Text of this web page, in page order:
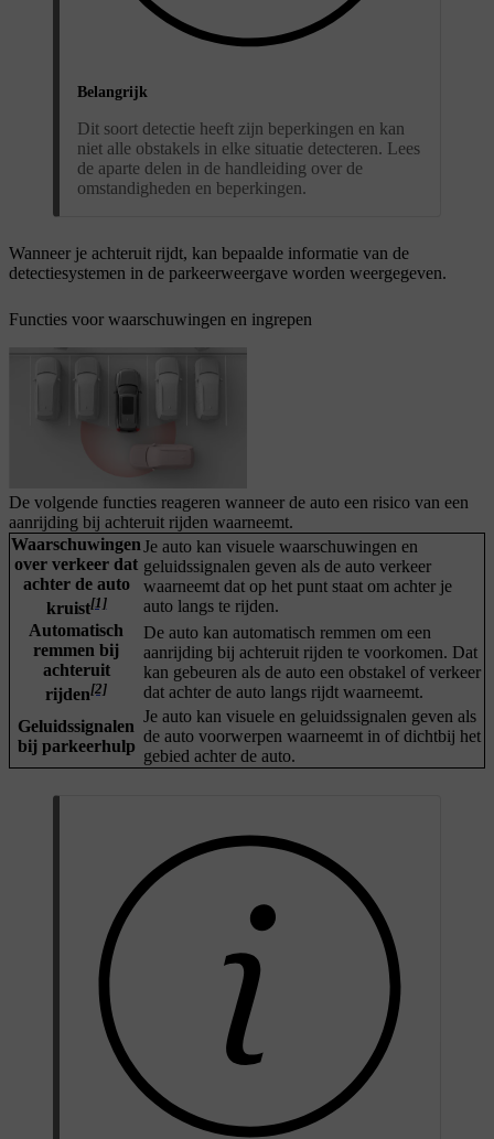
Belangrijk
Dit soort detectie heeft zijn beperkingen en kan
niet alle obstakels in elke situatie detecteren. Lees
de aparte delen in de handleiding over de
omstandigheden en beperkingen.
Wanneer je achteruit rijdt, kan bepaalde informatie van de
detectiesystemen in de parkeerweergave worden weergegeven.
Functies voor waarschuwingen en ingrepen
De volgende functies reageren wanneer de auto een risico van een
aanrijding bij achteruit rijden waarneemt.
Waarschuwingen
over verkeer dat
achter de auto
kruist[1]
Je auto kan visuele waarschuwingen en
geluidssignalen geven als de auto verkeer
waarneemt dat op het punt staat om achter je
auto langs te rijden.
Automatisch
remmen bij
achteruit
rijden[2]
De auto kan automatisch remmen om een
aanrijding bij achteruit rijden te voorkomen. Dat
kan gebeuren als de auto een obstakel of verkeer
dat achter de auto langs rijdt waarneemt.
Geluidssignalen
bij parkeerhulp
Je auto kan visuele en geluidssignalen geven als
de auto voorwerpen waarneemt in of dichtbij het
gebied achter de auto.